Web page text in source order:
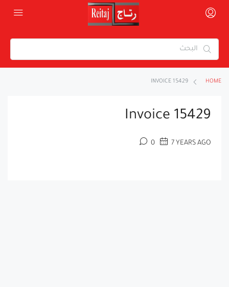
HOME
INVOICE 15429
Invoice 15429
7 YEARS AGO
0